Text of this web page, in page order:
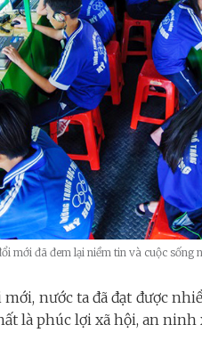
mới đã đem lại niềm tin và cuộc sống
mới, nước ta đã đạt được
là phúc lợi xã hội, an